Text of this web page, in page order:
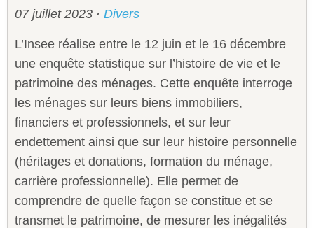
07 juillet 2023 · Divers
L’Insee réalise entre le 12 juin et le 16 décembre
une enquête statistique sur l’histoire de vie et le
patrimoine des ménages. Cette enquête interroge
les ménages sur leurs biens immobiliers,
financiers et professionnels, et sur leur
endettement ainsi que sur leur histoire personnelle
(héritages et donations, formation du ménage,
carrière professionnelle). Elle permet de
comprendre de quelle façon se constitue et se
transmet le patrimoine, de mesurer les inégalités